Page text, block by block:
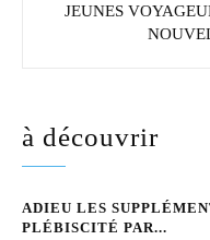
JEUNES
à découvrir
ADIEU LES
PLÉBISCITÉ PAR...